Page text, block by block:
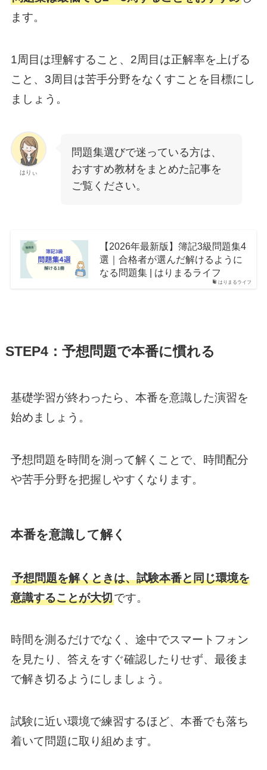
ます。
1周目は理解すること、2周目は正解率を上げる
こと、3周目は苦手分野をなくすことを目標にし
ましょう。
はりぃ
問題集選びで迷っている方は、
おすすめ教材をまとめた記事を
ご覧ください。
はりまるライフ
【2026年最新版】簿記3級問題集4
選｜合格者が選んだ解けるように
なる問題集 | はりまるライフ
STEP4：予想問題で本番に慣れる
基礎学習が終わったら、本番を意識した演習を
始めましょう。
予想問題を時間を測って解くことで、時間配分
や苦手分野を把握しやすくなります。
本番を意識して解く
予想問題を解くときは、試験本番と同じ環境を
意識することが大切です。
時間を測るだけでなく、途中でスマートフォン
を見たり、答えをすぐ確認したりせず、最後ま
で解き切るようにしましょう。
試験に近い環境で練習するほど、本番でも落ち
着いて問題に取り組めます。